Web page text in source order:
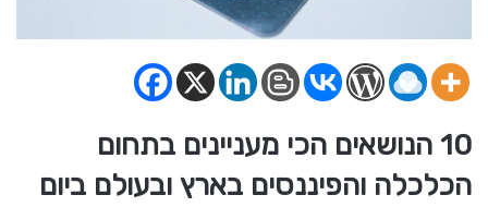
10 הנושאים הכי מעניינים בתחום
הכלכלה והפיננסים בארץ ובעולם ביום